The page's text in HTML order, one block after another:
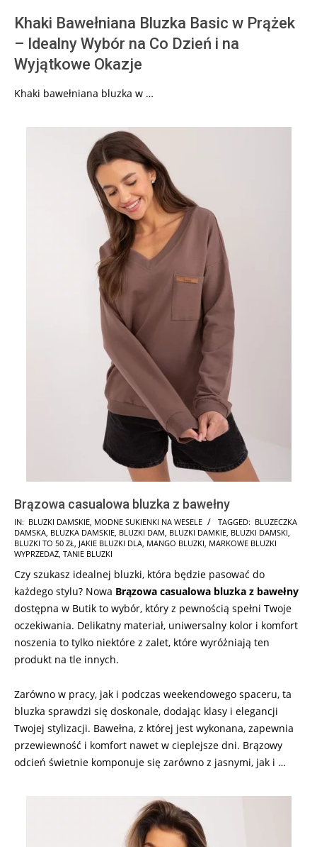
Khaki Bawełniana Bluzka Basic w Prążek
– Idealny Wybór na Co Dzień i na
Wyjątkowe Okazje
Khaki bawełniana bluzka w …
Brązowa casualowa bluzka z bawełny
2024-
07-
15
IN: BLUZKI DAMSKIE MODNE SUKIENKI NA WESELE TAGGED: BLUZECZKA
DAMSKA BLUZKA DAMSKIE BLUZKI DAM BLUZKI DAMKIE BLUZKI DAMSKI
BLUZKI TO 50 ZŁ JAKIE BLUZKI DLA MANGO BLUZKI MARKOWE BLUZKI
WYPRZEDAŻ TANIE BLUZKI
Czy szukasz idealnej bluzki, która będzie pasować do
każdego stylu? Nowa Brązowa casualowa bluzka z bawełny
dostępna w Butik to wybór, który z pewnością spełni Twoje
oczekiwania. Delikatny materiał, uniwersalny kolor i komfort
noszenia to tylko niektóre z zalet, które wyróżniają ten
produkt na tle innych.
Zarówno w pracy, jak i podczas weekendowego spaceru, ta
bluzka sprawdzi się doskonale, dodając klasy i elegancji
Twojej stylizacji. Bawełna, z której jest wykonana, zapewnia
przewiewność i komfort nawet w cieplejsze dni. Brązowy
odcień świetnie komponuje się zarówno z jasnymi, jak i …